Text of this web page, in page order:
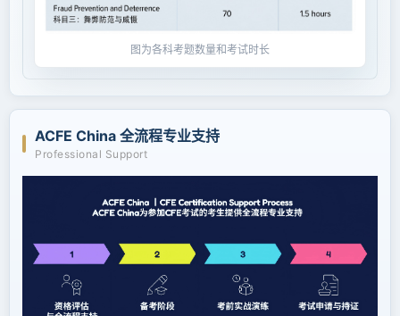
图为各科考题数量和考试时长
ACFE China 全流程专业支持
Professional Support